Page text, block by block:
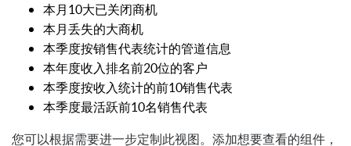
本月10大已关闭商机
本月丢失的大商机
本季度按销售代表统计的管道信息
本年度收入排名前20位的客户
本季度按收入统计的前10销售代表
本季度最活跃前10名销售代表
您可以根据需要进一步定制此视图。添加想要查看的组件，